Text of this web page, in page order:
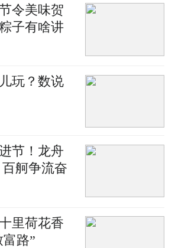
令美味贺
子有啥讲
玩？数说
节！龙舟
舸争流奋
里荷花香
富路”